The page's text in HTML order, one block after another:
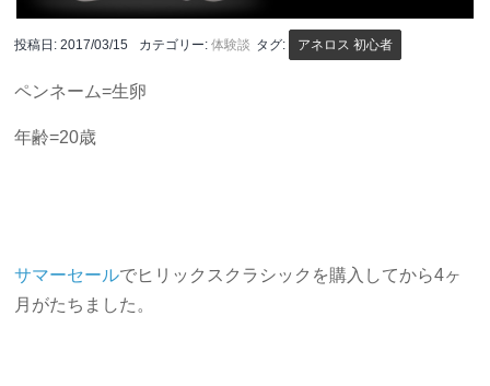
投稿日:2017/03/15 カテゴリー:体験談 タグ: アネロス 初心者
ペンネーム=生卵
年齢=20歳
サマーセールでヒリックスクラシックを購入してから4ヶ
月がたちました。